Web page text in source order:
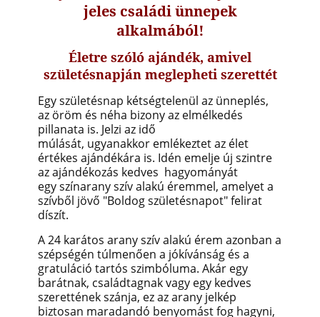
jeles családi ünnepek
alkalmából!
Életre szóló ajándék, amivel
születésnapján meglepheti szerettét
Egy születésnap kétségtelenül az ünneplés,
az öröm és néha bizony az elmélkedés
pillanata is. Jelzi az idő
múlását, ugyanakkor emlékeztet az élet
értékes ajándékára is. Idén emelje új szintre
az ajándékozás kedves hagyományát
egy színarany szív alakú éremmel, amelyet a
szívből jövő "Boldog születésnapot" felirat
díszít.
A 24 karátos arany szív alakú érem azonban a
szépségén túlmenően a jókívánság és a
gratuláció tartós szimbóluma. Akár egy
barátnak, családtagnak vagy egy kedves
szerettének szánja, ez az arany jelkép
biztosan maradandó benyomást fog hagyni,